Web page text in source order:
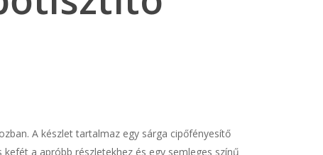
A készlet tartalmaz egy sárga cipőfényesítő
a apróbb részletekhez és egy semleges színű